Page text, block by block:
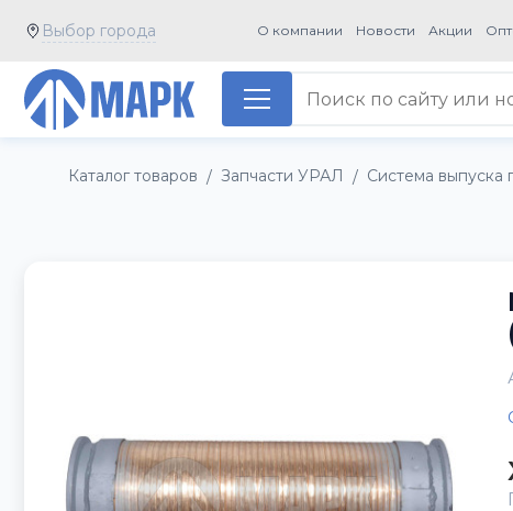
Выбор города О компании Новости Акции
Каталог товаров / Запчасти УРАЛ / Система выпуска